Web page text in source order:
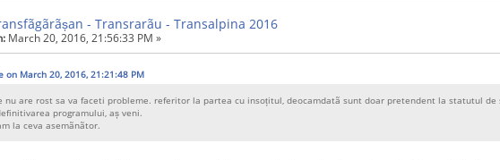
- Transrarãu - Transalpina 2016
March 20, 2016, 21:56:33 PM »
on March 20, 2016, 21:21:48 PM
nu are rost sa va faceti probleme. referitor la partea cu insoțitul, deocamdatã sunt doar pretendent la statutul de
programului, aș veni.
la ceva asemãnãtor.